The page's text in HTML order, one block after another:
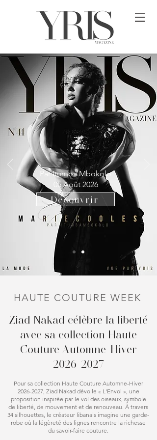
Par Itumba Mbokolo
05 Août 2026
Découvrir
HAUTE COUTURE WEEK
Ziad Nakad célèbre la liberté
avec sa collection Haute
Couture Automne-Hiver
2026-2027
Pour sa collection Haute Couture Automne-Hiver
2026-2027, Ziad Nakad dévoile « L'Envol », une
proposition inspirée par le vol des oiseaux, symbole
de liberté, de mouvement et de renouveau. À travers
34 silhouettes, le créateur libanais imagine une garde-
robe où la légèreté des lignes rencontre la richesse
du savoir-faire couture.